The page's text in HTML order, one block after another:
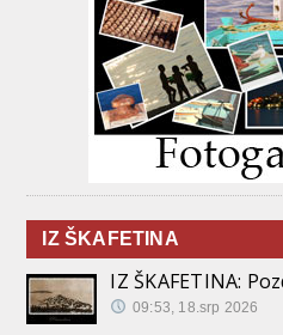
IZ ŠKAFETINA
IZ ŠKAFETINA:
09:53, 18.srp 2026